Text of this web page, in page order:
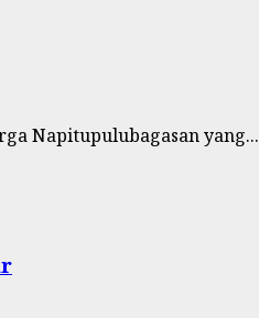
Napitupulubagasan yang...